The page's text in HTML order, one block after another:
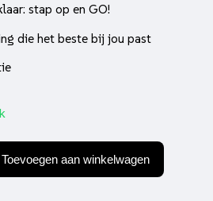
stap op en GO!
die het beste bij jou past
Toevoegen aan winkelwagen